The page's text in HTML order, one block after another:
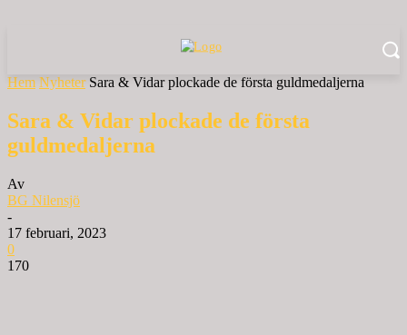
Hem Nyheter Sara & Vidar plockade de första guldmedaljerna
Sara & Vidar plockade de första
guldmedaljerna
Av
BG Nilensjö
-
17 februari, 2023
0
170